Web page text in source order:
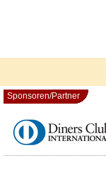
Sponsoren/Partner